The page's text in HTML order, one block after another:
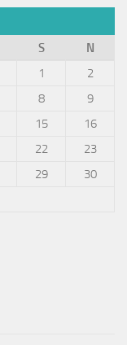
S
N
1
2
8
9
15
16
22
23
29
30